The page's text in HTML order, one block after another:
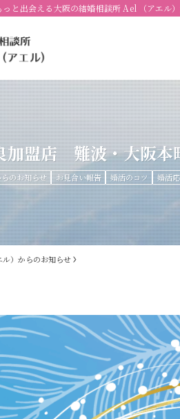
と出会える大阪の結婚相談所 Ael （アエル
加盟店 難波・大阪本
のお知らせ お見合い報告 婚活のコツ 婚活
ル）からのお知らせ